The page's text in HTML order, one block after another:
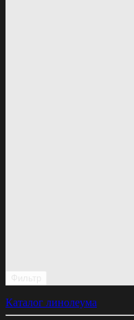
Каталог линолеума